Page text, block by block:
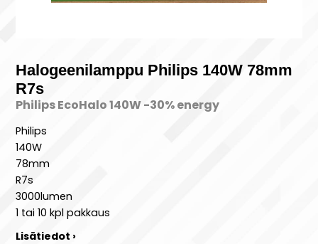
Halogeenilamppu Philips 140W 78mm
R7s
Philips EcoHalo 140W -30% energy
Philips
140W
78mm
R7s
3000lumen
1 tai 10 kpl pakkaus
Lisätiedot ›